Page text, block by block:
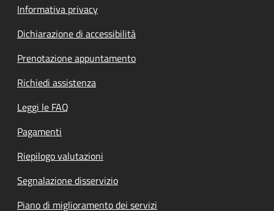
Informativa privacy
Dichiarazione di accessibilità
Prenotazione appuntamento
Richiedi assistenza
Leggi le FAQ
Pagamenti
Riepilogo valutazioni
Segnalazione disservizio
Piano di miglioramento dei servizi